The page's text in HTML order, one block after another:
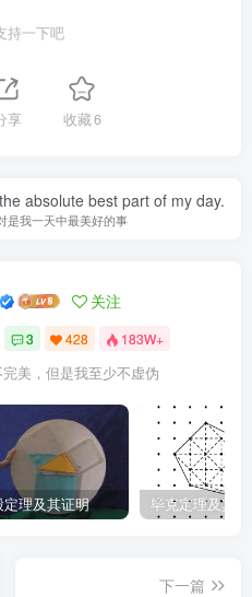
持一下吧
享 收藏6
absolute best part of my day.
是我一天中最美好的事
关注
3 428 183W+
美，但是我至少不虚伪
定理及其证明 毕克定理及其
下一篇